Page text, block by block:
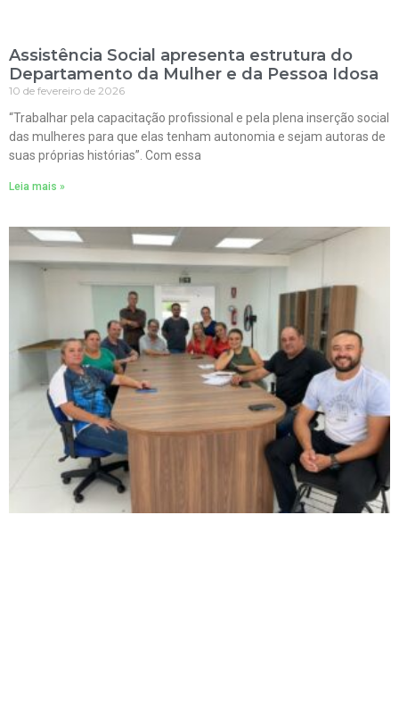
Assistência Social apresenta estrutura do
Departamento da Mulher e da Pessoa Idosa
10 de fevereiro de 2026
“Trabalhar pela capacitação profissional e pela plena inserção social
das mulheres para que elas tenham autonomia e sejam autoras de
suas próprias histórias”. Com essa
Leia mais »